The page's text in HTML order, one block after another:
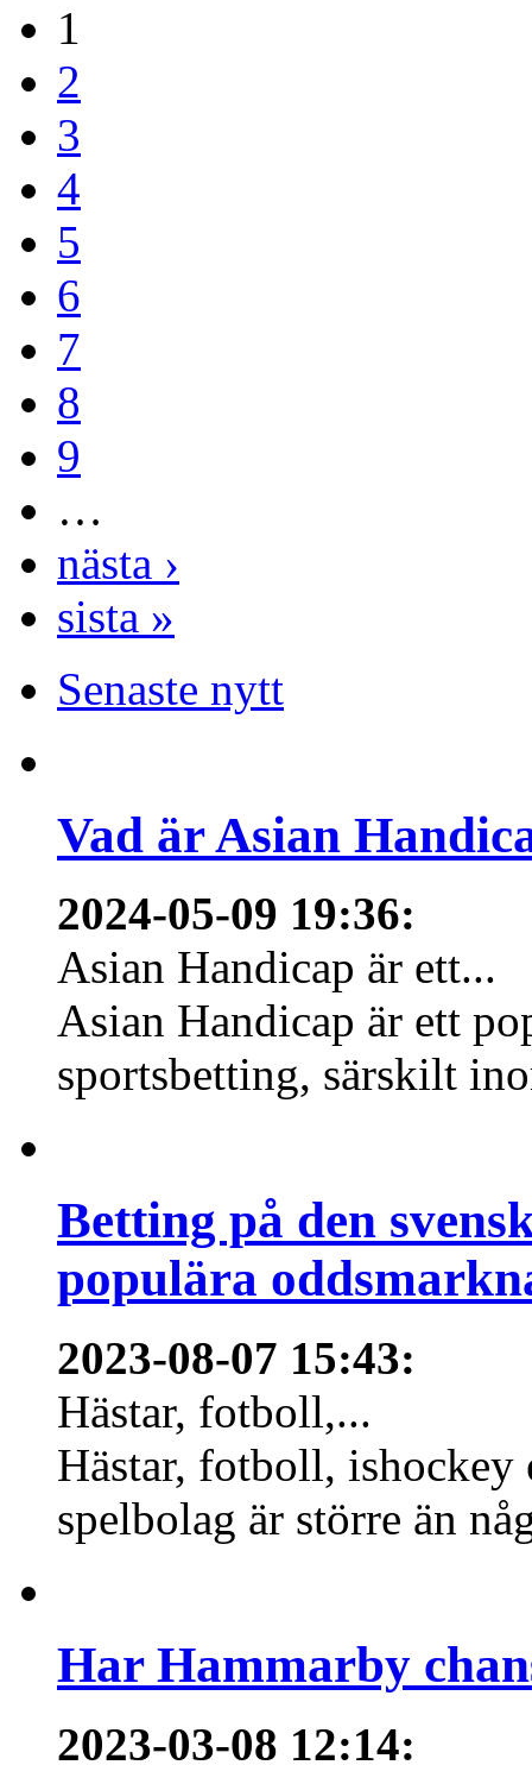
1
2
3
4
5
6
7
8
9
…
nästa ›
sista »
Senaste nytt
Vad är Asian
2024-05-09 19:36:
Asian Handicap är ett...
Asian Handicap är ett
sportsbetting, särskilt
Betting på den
populära
2023-08-07 15:43:
Hästar, fotboll,...
Hästar, fotboll,
spelbolag är större än
Har Hammarby
2023-03-08 12:14: